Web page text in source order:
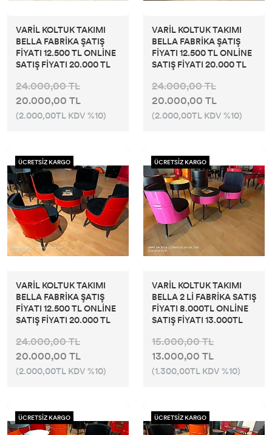
VARİL KOLTUK TAKIMI
BELLA FABRİKA ŞATIŞ
FİYATI 12.500 TL ONLİNE
SATIŞ FİYATI 20.000 TL
24.000,00 TL
20.000,00 TL
(2.000,00TL KDV %10)
VARİL KOLTUK TAKIMI
BELLA FABRİKA ŞATIŞ
FİYATI 12.500 TL ONLİNE
SATIŞ FİYATI 20.000 TL
24.000,00 TL
20.000,00 TL
(2.000,00TL KDV %10)
ÜCRETSİZ KARGO
VARİL KOLTUK TAKIMI
BELLA FABRİKA ŞATIŞ
FİYATI 12.500 TL ONLİNE
SATIŞ FİYATI 20.000 TL
24.000,00 TL
20.000,00 TL
(2.000,00TL KDV %10)
ÜCRETSİZ KARGO
VARİL KOLTUK TAKIMI
BELLA 2 Lİ FABRİKA SATIŞ
FİYATI 8.000TL ONLİNE
SATIŞ FİYATI 13.000TL
15.000,00 TL
13.000,00 TL
(1.300,00TL KDV %10)
ÜCRETSİZ KARGO ÜCRETSİZ KARGO